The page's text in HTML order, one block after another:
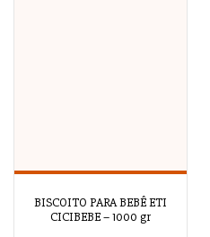
BISCOITO PARA BEBÊ ETI
CICIBEBE – 1000 gr